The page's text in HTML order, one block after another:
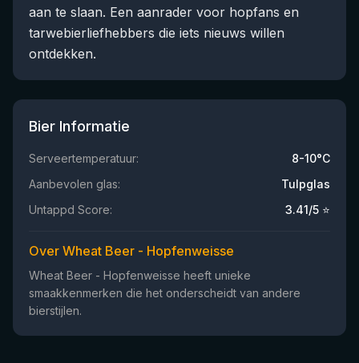
aan te slaan. Een aanrader voor hopfans en
tarwebierliefhebbers die iets nieuws willen
ontdekken.
Bier Informatie
Serveertemperatuur:
8-10°C
Aanbevolen glas:
Tulpglas
Untappd Score:
3.41/5 ⭐
Over Wheat Beer - Hopfenweisse
Wheat Beer - Hopfenweisse heeft unieke
smaakkenmerken die het onderscheidt van andere
bierstijlen.